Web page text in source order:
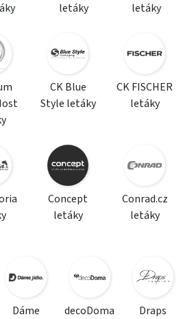
letáky
letáky
CK Blue
Style letáky
CK FISCHER
letáky
Concept
letáky
Conrad.cz
letáky
Dáme
decoDoma
Draps